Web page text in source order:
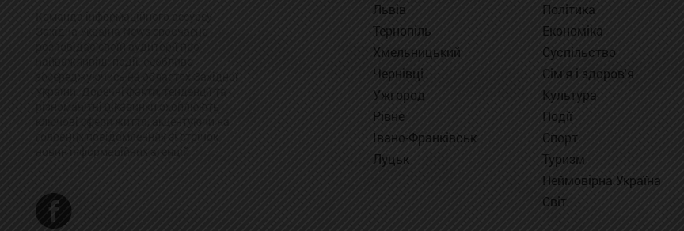
Львів
Тернопіль
Хмельницький
Чернівці
Ужгород
Рівне
Івано-Франківськ
Луцьк
Політика
Економіка
Суспільство
Сім'я і здоров'я
Культура
Події
Спорт
Туризм
Неймовірна Україна
Світ